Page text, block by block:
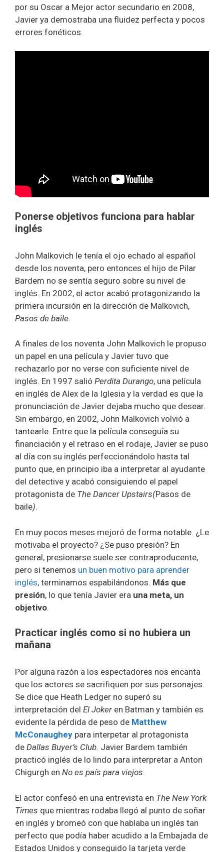
por su Oscar a Mejor actor secundario en 2008,
Javier ya demostraba una fluidez perfecta y pocos
errores fonéticos.
Ponerse objetivos funciona para hablar
inglés
John Malkovich le tenía el ojo echado al español
desde los noventa, pero entonces el hijo de Pilar
Bardem no se sentía seguro sobre su nivel de
inglés. En 2002, el actor acabó protagonizando la
primera incursión en la dirección de Malkovich,
Pasos de baile.
A finales de los noventa John Malkovich le propuso
un papel en una película y Javier tuvo que
rechazarlo por no verse con suficiente nivel de
inglés. En 1997 salió Perdita Durango, una película
en inglés de Alex de la Iglesia y la verdad es que la
pronunciación de Javier dejaba mucho que desear.
Sin embargo, en 2002, John Malkovich volvió a
tantearle. Entre que la película conseguía su
financiación y el retraso en el rodaje, Javier se puso
al día con su inglés perfeccionándolo hasta tal
punto que, en principio iba a interpretar al ayudante
del detective y acabó consiguiendo el papel
protagonista de The Dancer Upstairs(Pasos de
baile).
En muy pocos meses mejoró de forma notable. ¿Le
motivaba el proyecto? ¿Se puso presión? En
general, presionarse suele ser contraproducente,
pero si tenemos un buen motivo para aprender
inglés, terminamos espabilándonos. Más que
presión, lo que tenía Javier era una meta, un
objetivo.
Practicar inglés como si no hubiera un
mañana
Por alguna razón a los espectadores nos encanta
que los actores se sacrifiquen por sus personajes.
Se dice que Heath Ledger no superó su
interpretación del El Joker en Batman y también es
evidente la pérdida de peso de Matthew
McConaughey para interpetar al protagonista
de Dallas Buyer’s Club. Javier Bardem también
practicó inglés de lo lindo para interpretar a Anton
Chigurgh en No es país para viejos.
El actor confesó en una entrevista en The New York
Times que mientras rodaba llegó al punto de soñar
en inglés y bromeó con que hablaba un inglés tan
perfecto que podía haber acudido a la Embajada de
Estados Unidos y conseguido la tarjeta verde